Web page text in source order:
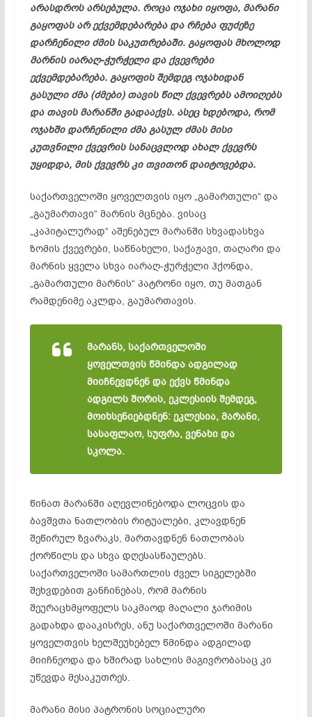
არასდროს არსებულა. როცა ოჯახი იყოფა, მარანი
გაყოფას არ ექვემდებარება და რჩება ფუძეზე
დარჩენილი ძმის საკუთრებაში. გაყოფას მხოლოდ
მარნის იარაღ-ჭურჭელი და ქვევრები
ექვემდებარება. გაყოფის შემდეგ ოჯახიდან
გასული ძმა (ძმები) თავის წილ ქვევრებს ამოიღებს
და თავის მარანში გადააქვს. ასეც ხდებოდა, რომ
ოჯახში დარჩენილი ძმა გასულ ძმას მისი
კუთვნილი ქვევრის სანაცვლოდ ახალ ქვევრს
უყიდდა, მის ქვევრს კი თვითონ დაიტოვებდა.
საქართველოში ყოველთვის იყო „გამართული“ და
„გაუმართავი“ მარნის მცნება. ვისაც
„კაპიტალურად“ აშენებულ მარანში სხვადასხვა
ზომის ქვევრები, საწნახელი, საქაჟავი, თაღარი და
მარნის ყველა სხვა იარაღ-ჭურჭელი ჰქონდა,
„გამართული მარნის“ პატრონი იყო, თუ მათგან
რამდენიმე აკლდა, გაუმართავის.
მარანს, საქართველოში
ყოველთვის წმინდა ადგილად
მიიჩნევდნენ და ექვს წმინდა
ადგილს შორის, ეკლესიის შემდეგ,
მოიხსენიებდნენ: ეკლესია, მარანი,
სასაფლაო, სუფრა, ვენახი და
სკოლა.
წინათ მარანში აღევლინებოდა ლოცვის და
ბავშვთა ნათლობის რიტუალები, კლავდნენ
შეწირულ ზვარაკს, მართავდნენ ნათლობას
ქორწილს და სხვა დღესასწაულებს.
საქართველოში სამართლის ძველ სიგელებში
შეხვდებით განჩინებას, რომ მარნის
შეურაცხმყოფელს საკმაოდ მაღალი ჯარიმის
გადახდა დააკისრეს, ანუ საქართველოში მარანი
ყოველთვის ხელშეუხებელ წმინდა ადგილად
მიიჩნეოდა და ხშირად სახლის მაგივრობასაც კი
უწევდა მესაკუთრეს.
მარანი მისი პატრონის სოციალური